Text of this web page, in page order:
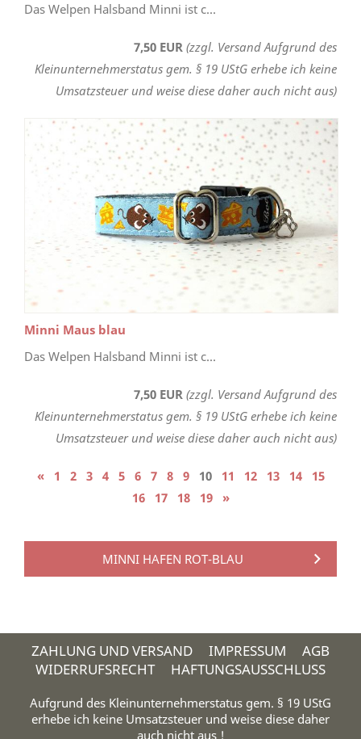
Das Welpen Halsband Minni ist c...
7,50 EUR (zzgl. Versand Aufgrund des
Kleinunternehmerstatus gem. § 19 UStG erhebe ich keine
Umsatzsteuer und weise diese daher auch nicht aus)
Minni Maus blau
Das Welpen Halsband Minni ist c...
7,50 EUR (zzgl. Versand Aufgrund des
Kleinunternehmerstatus gem. § 19 UStG erhebe ich keine
Umsatzsteuer und weise diese daher auch nicht aus)
« 1 2 3 4 5 6 7 8 9 10 11 12 13 14
15
16
17 18 19 »
MINNI HAFEN ROT-BLAU
ZAHLUNG UND VERSAND IMPRESSUM
AGB
WIDERRUFSRECHT
HAFTUNGSAUSSCHLUSS
Aufgrund des Kleinunternehmerstatus gem. § 19 UStG
erhebe ich keine Umsatzsteuer und weise diese daher
auch nicht aus !